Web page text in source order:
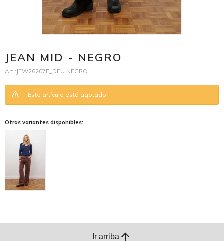
JEAN MID - NEGRO
JEW26207E_DEU NEGRO
Este artículo está agotado.
Otras variantes disponibles:
Ir arriba arrow_upward